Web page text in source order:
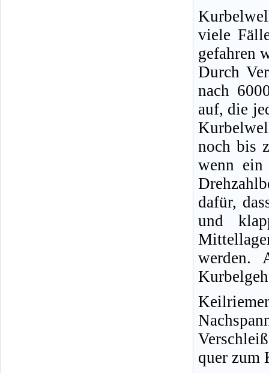
viele
gefahren
Durch
nach
auf, die
noch bis
wenn ein
dafür,
und
werden.
quer zum